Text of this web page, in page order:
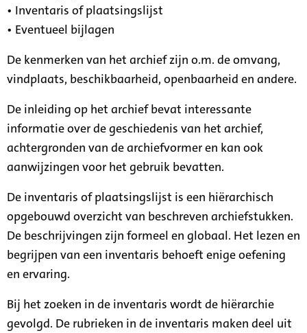
• Inventaris of plaatsingslijst
• Eventueel bijlagen
De kenmerken van het archief zijn o.m. de omvang,
vindplaats, beschikbaarheid, openbaarheid en andere.
De inleiding op het archief bevat interessante
informatie over de geschiedenis van het archief,
achtergronden van de archiefvormer en kan ook
aanwijzingen voor het gebruik bevatten.
De inventaris of plaatsingslijst is een hiërarchisch
opgebouwd overzicht van beschreven archiefstukken.
De beschrijvingen zijn formeel en globaal. Het lezen en
begrijpen van een inventaris behoeft enige oefening
en ervaring.
Bij het zoeken in de inventaris wordt de hiërarchie
gevolgd. De rubrieken in de inventaris maken deel uit